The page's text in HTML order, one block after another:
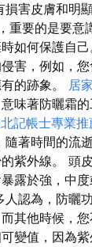
損害皮膚和明
重要的是要意
如何保護自己
害，例如，
的跡象。 居
味著防曬霜
記帳士專業推
隨著時間的流
紫外線。 頭
露於強，中
認為，防曬
其他時候，您
變值，因為